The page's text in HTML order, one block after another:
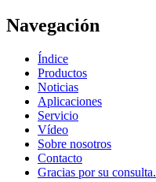
Navegación
Índice
Productos
Noticias
Aplicaciones
Servicio
Vídeo
Sobre nosotros
Contacto
Gracias por su consulta.